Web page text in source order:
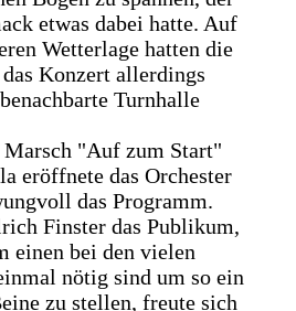
etwas dabei hatte. Auf
Wetterlage hatten die
Konzert allerdings
Turnhalle
"Auf zum Start"
eröffnete das Orchester
das Programm.
Finster das Publikum,
einen bei den vielen
nötig sind um so ein
zu stellen, freute sich